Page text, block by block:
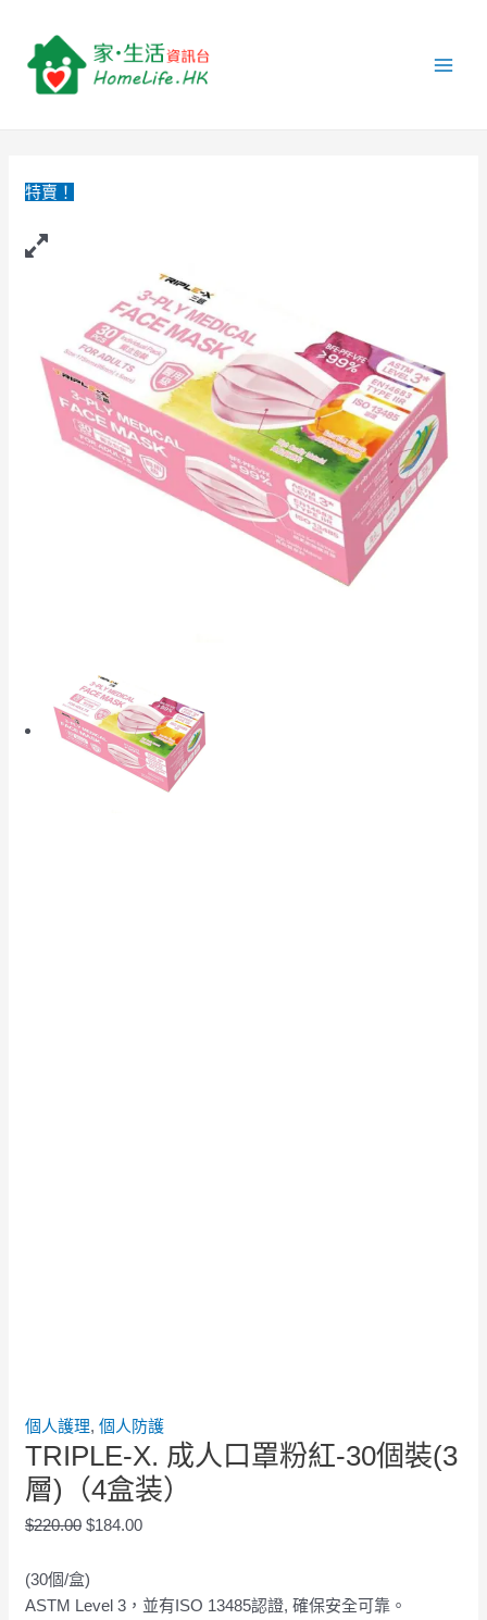
特賣！
個人護理,個人防護
TRIPLE-X. 成人口罩粉紅-30個裝(3
層)（4盒装）
$220.00 $184.00
(30個/盒)
ASTM Level 3，並有ISO 13485認證, 確保安全可靠。
成
人
紅-30
裝
装）
quantity